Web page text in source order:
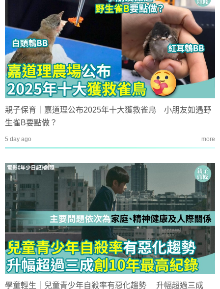
親子保育｜嘉道理公布2025年十大獲救雀鳥 小朋友如遇野
生雀B要點做？
5 day ago more
學童輕生｜兒童青少年自殺率有惡化趨勢 升幅超過三成